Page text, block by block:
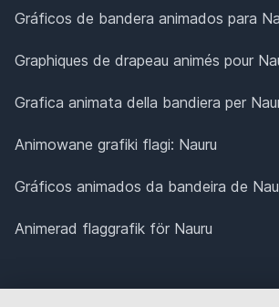
Gráficos de bandera animados para
Graphiques de drapeau animés pour
Grafica animata della bandiera per
Animowane grafiki flagi: Nauru
Gráficos animados da bandeira de
Animerad flaggrafik för Nauru